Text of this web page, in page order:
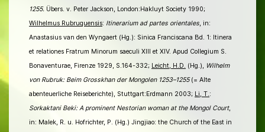
1255. Übers. v. Peter Jackson, London:Hakluyt Society 1990;
Wilhelmus Rubruquensis: Itinerarium ad partes orientales, in:
Anastasius van den Wyngaert (Hg.): Sinica Franciscana Bd. 1: Itinera
et relationes Fratrum Minorum saeculi XIII et XIV. Apud Collegium S.
Bonaventurae, Firenze 1929, S.164-332; Leicht, H.D. (Hg.), Wilhelm
von Rubruk: Beim Grosskhan der Mongolen 1253–1255(= Alte
abenteuerliche Reiseberichte), Stuttgart:Erdmann 2003; Li, T.:
Sorkaktani Beki: A prominent Nestorian woman at the Mongol Court,
in: Malek, R. u. Hofrichter, P. (Hg.) Jingjiao: the Church of the East in